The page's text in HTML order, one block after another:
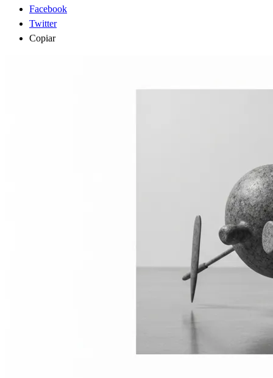
Facebook
Twitter
Copiar